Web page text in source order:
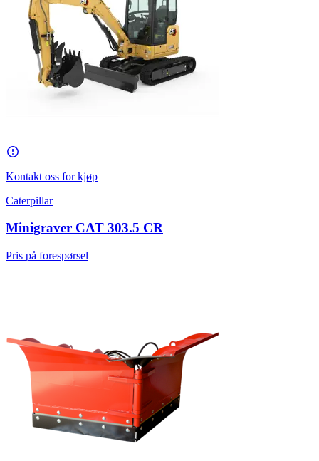
Kontakt oss for kjøp
Caterpillar
Minigraver CAT 303.5 CR
Pris på forespørsel